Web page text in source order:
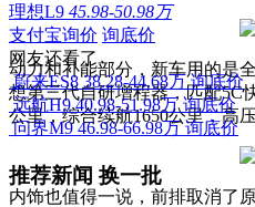
动力和补能部分，新车用的是
想第三代自研增程器，匹配5C
公里，综合续航1650公里，高
内饰也值得一说，前排取消了
理想L9 45.98-50.98万
支付宝询价 询底价
网友还看了
蔚来ES8 38.28-44.68万 询底价
远航H9 40.98-51.98万 询底价
问界M9 46.98-66.98万 询底价
推荐新闻 换一批